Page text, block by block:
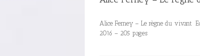
Alice Ferney – Le règne du vivant
2016 – 205 pages